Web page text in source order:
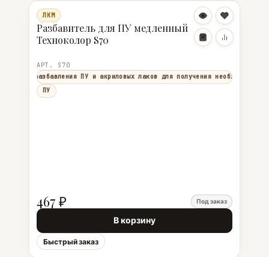
ЛКМ
Разбавитель для ПУ медленный
Техноколор S70
АРТ. S70
для разбавления ПУ и акриловых лаков для получения необходимой
ПУ
467 ₽ Под заказ
В корзину
Быстрый заказ